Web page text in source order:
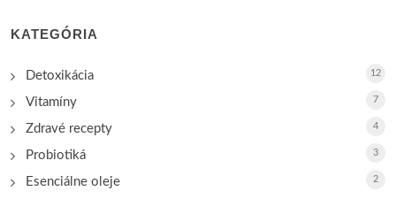
KATEGÓRIA
Detoxikácia 12
Vitamíny 7
Zdravé recepty 4
Probiotiká 3
Esenciálne oleje 2